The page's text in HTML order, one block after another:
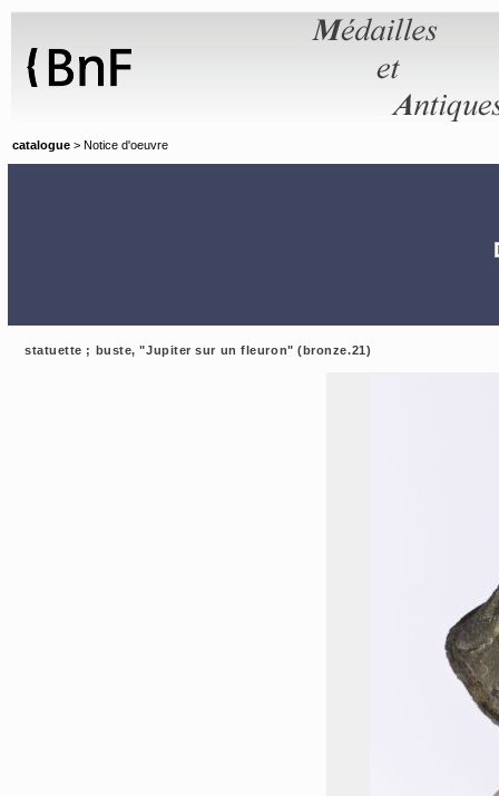
catalogue > Notice d'oeuvre
statuette ; buste, "Jupiter sur un fleuron" (bronze.21)